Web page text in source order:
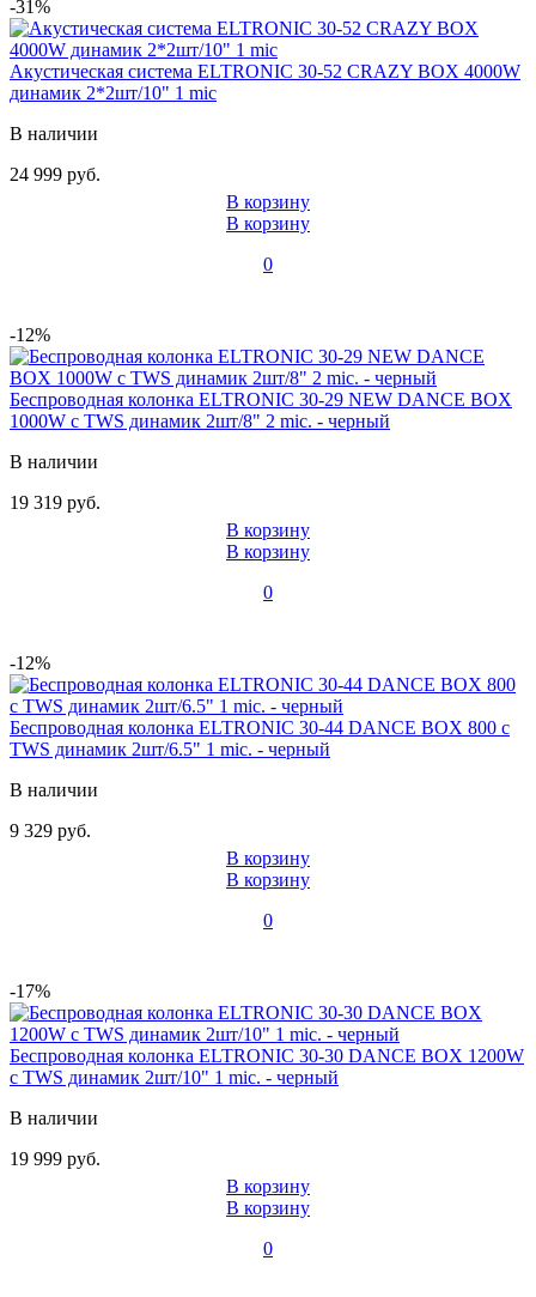
-31%
Акустическая система ELTRONIC 30-52 CRAZY BOX 4000W
динамик 2*2шт/10" 1 mic
В наличии
24 999 руб.
В корзину
В корзину
0
-12%
Беспроводная колонка ELTRONIC 30-29 NEW DANCE BOX
1000W с TWS динамик 2шт/8" 2 mic. - черный
В наличии
19 319 руб.
В корзину
В корзину
0
-12%
Беспроводная колонка ELTRONIC 30-44 DANCE BOX 800 с
TWS динамик 2шт/6.5" 1 mic. - черный
В наличии
9 329 руб.
В корзину
В корзину
0
-17%
Беспроводная колонка ELTRONIC 30-30 DANCE BOX 1200W
с TWS динамик 2шт/10" 1 mic. - черный
В наличии
19 999 руб.
В корзину
В корзину
0